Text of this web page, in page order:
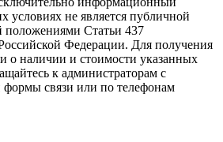
условиях не является публичной
положениями Статьи 437
Федерации. Для получения
о наличии и стоимости указанных
к администраторам с
связи или по телефонам